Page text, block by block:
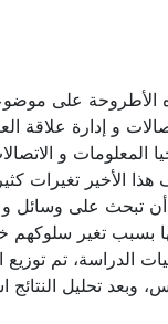
الأطروحة على
و إدارة علاقة
المعلومات و
الأخير تغيرات
أن تبحث على وسائل و
بسبب تغير سلوكهم
الدراسة، تم توزيع
وبعد تحليل النتائج